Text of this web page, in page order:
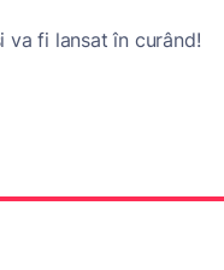
va fi lansat în curând!